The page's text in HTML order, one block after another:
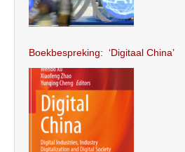
Boekbespreking: ‘Digitaal China’